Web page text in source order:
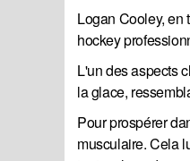
Logan Cooley, en
hockey
L'un des aspects
la glace,
Pour prospérer
musculaire. Cela